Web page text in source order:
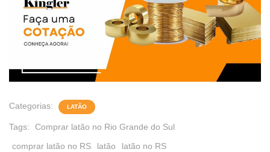
Categorias: LATÃO
Tags:
Comprar latão no Rio Grande do Sul
comprar latão no RS
latão latão no RS